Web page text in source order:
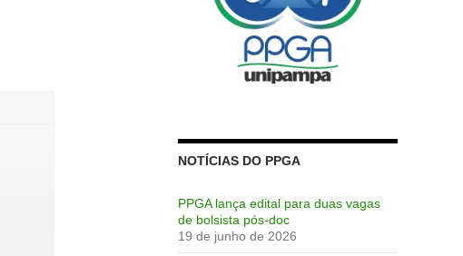
NOTÍCIAS DO PPGA
PPGA lança edital para duas vagas
de bolsista pós-doc
19 de junho de 2026